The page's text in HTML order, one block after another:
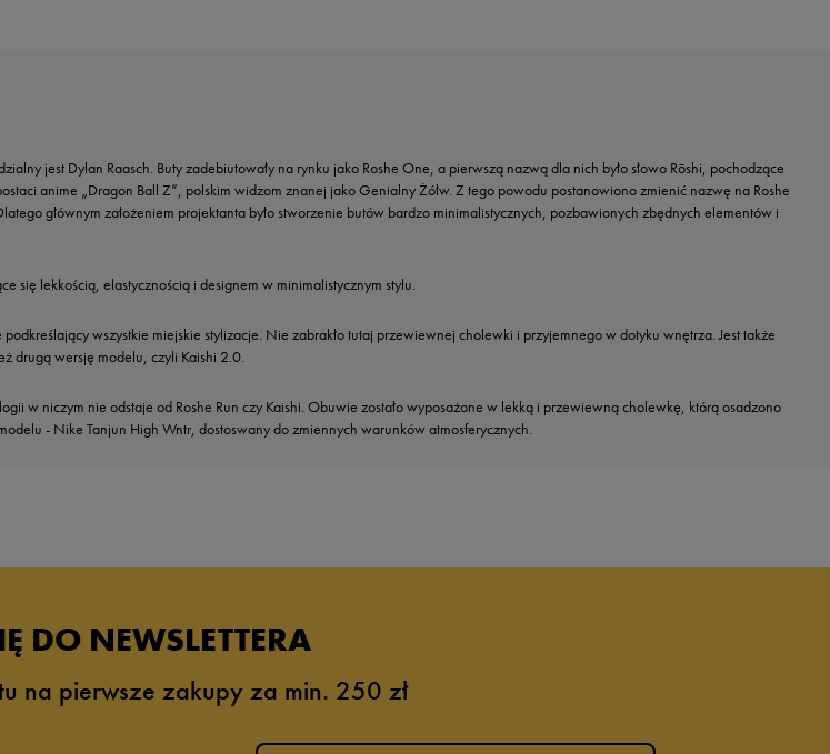
jest Dylan Raasch. Buty zadebiutowały na rynku jako Roshe One, a pierwszą nazwą dla nich było słowo Rōshi, pochodzące
anime „Dragon Ball Z”, polskim widzom znanej jako Genialny Żółw. Z tego powodu postanowiono zmienić nazwę na Roshe
głównym założeniem projektanta było stworzenie butów bardzo minimalistycznych, pozbawionych zbędnych elementów i
się lekkością, elastycznością i designem w minimalistycznym stylu.
podkreślający wszystkie miejskie stylizacje. Nie zabrakło tutaj przewiewnej cholewki i przyjemnego w dotyku wnętrza. Jest także
drugą wersję modelu, czyli Kaishi 2.0.
w niczym nie odstaje od Roshe Run czy Kaishi. Obuwie zostało wyposażone w lekką i przewiewną cholewkę, którą osadzono
- Nike Tanjun High Wntr, dostoswany do zmiennych warunków atmosferycznych.
DO NEWSLETTERA
na pierwsze zakupy za min. 250 zł